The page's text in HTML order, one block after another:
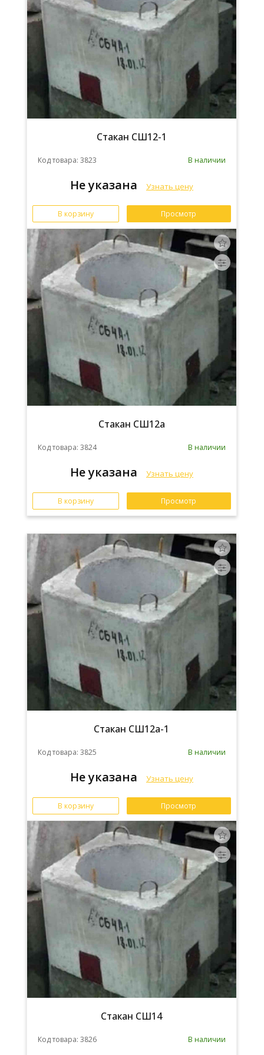
Стакан СШ12-1
Код товара: 3823 В наличии
Не указана Узнать цену
В корзину Просмотр
Стакан СШ12а
Код товара: 3824 В наличии
Не указана Узнать цену
В корзину Просмотр
Стакан СШ12а-1
Код товара: 3825 В наличии
Не указана Узнать цену
В корзину Просмотр
Стакан СШ14
Код товара: 3826 В наличии